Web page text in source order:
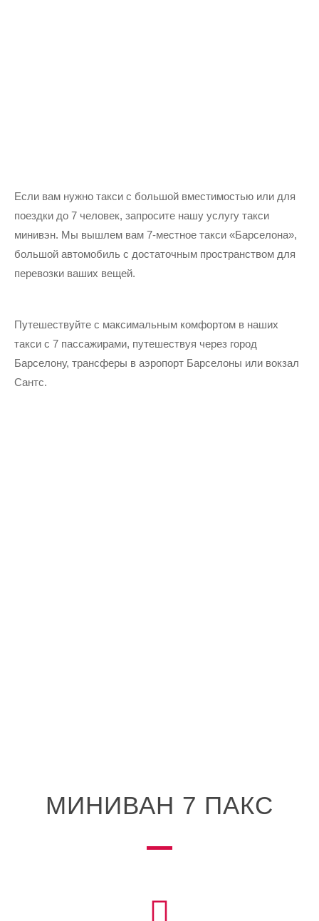
Если вам нужно такси с большой вместимостью или для
поездки до 7 человек, запросите нашу услугу такси
минивэн. Мы вышлем вам 7-местное такси «Барселона»,
большой автомобиль с достаточным пространством для
перевозки ваших вещей.
Путешествуйте с максимальным комфортом в наших
такси с 7 пассажирами, путешествуя через город
Барселону, трансферы в аэропорт Барселоны или вокзал
Сантс.
МИНИВАН 7 ПАКС